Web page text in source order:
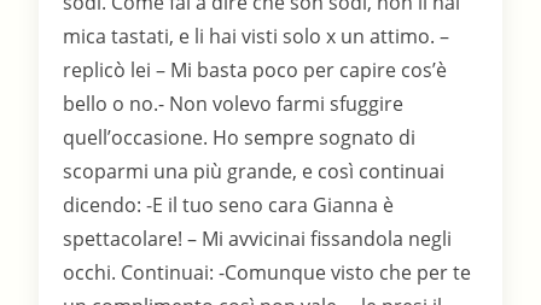
mica tastati, e li hai visti solo x un attimo. –
replicò lei – Mi basta poco per capire cos’è
bello o no.- Non volevo farmi sfuggire
quell’occasione. Ho sempre sognato di
scoparmi una più grande, e così continuai
dicendo: -E il tuo seno cara Gianna è
spettacolare! – Mi avvicinai fissandola negli
occhi. Continuai: -Comunque visto che per te